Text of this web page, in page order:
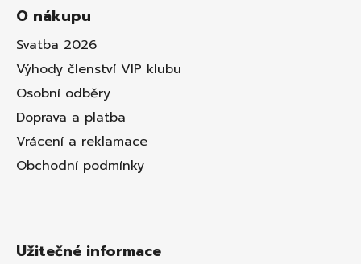
O nákupu
Svatba 2026
Výhody členství VIP klubu
Osobní odběry
Doprava a platba
Vrácení a reklamace
Obchodní podmínky
Užitečné informace